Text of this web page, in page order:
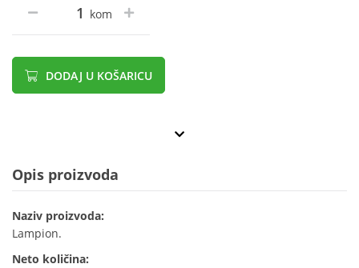
kom
DODAJ U KOŠARICU
Opis proizvoda
Naziv proizvoda:
Lampion.
Neto količina: